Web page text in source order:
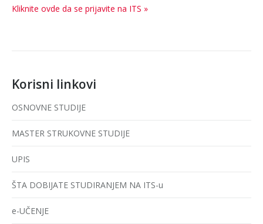
Kliknite ovde da se prijavite na ITS »
Korisni linkovi
OSNOVNE STUDIJE
MASTER STRUKOVNE STUDIJE
UPIS
ŠTA DOBIJATE STUDIRANJEM NA ITS-u
e-UČENJE